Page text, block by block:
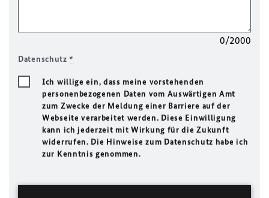
0/2000
Datenschutz*
Ich willige ein, dass meine vorstehenden
personenbezogenen Daten vom Auswärtigen Amt
zum Zwecke der Meldung einer Barriere auf der
Webseite verarbeitet werden. Diese Einwilligung
kann ich jederzeit mit Wirkung für die Zukunft
widerrufen. Die Hinweise zum Datenschutz habe ich
zur Kenntnis genommen.